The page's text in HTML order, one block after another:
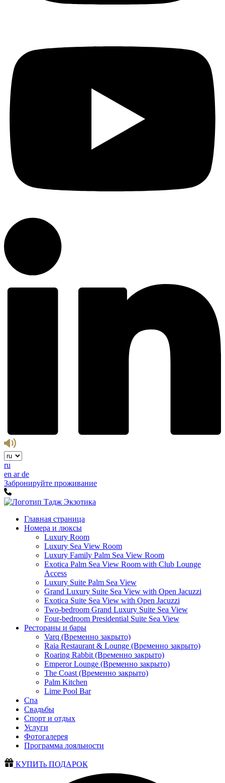
ru
en arde
Забронируйте проживание
Главная страница
Номера и люксы
Luxury Room
Luxury Sea View Room
Luxury Family Palm Sea View Room
Exotica Palm Sea View Room with Club Lounge
Access
Luxury Suite Palm Sea View
Grand Luxury Suite Sea View with Open Jacuzzi
Exotica Suite Sea View with Open Jacuzzi
Two-bedroom Grand Luxury Suite Sea View
Four-bedroom Presidential Suite Sea View
Рестораны и бары
Varq (Временно закрыто)
Raia Restaurant & Lounge (Временно закрыто)
Roaring Rabbit (Временно закрыто)
Emperor Lounge (Временно закрыто)
The Coast (Временно закрыто)
Palm Kitchen
Lime Pool Bar
Спа
Свадьбы
Спорт и отдых
Услуги
Фотогалерея
Программа лояльности
КУПИТь ПОДАРОК